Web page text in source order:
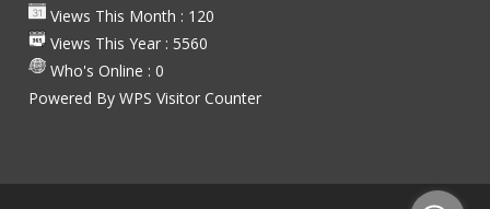
Views This Month : 120
Views This Year : 5560
Who's Online : 0
Powered By WPS Visitor Counter